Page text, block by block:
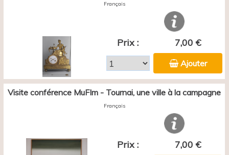
Français
Prix : 7,00 €
Ajouter
Visite conférence MuFIm - Tournai, une ville à la campagne
Français
Prix : 7,00 €